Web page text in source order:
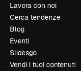
Lavora con noi
Cerca tendenze
Blog
Eventi
Slidesgo
Vendi i tuoi contenuti